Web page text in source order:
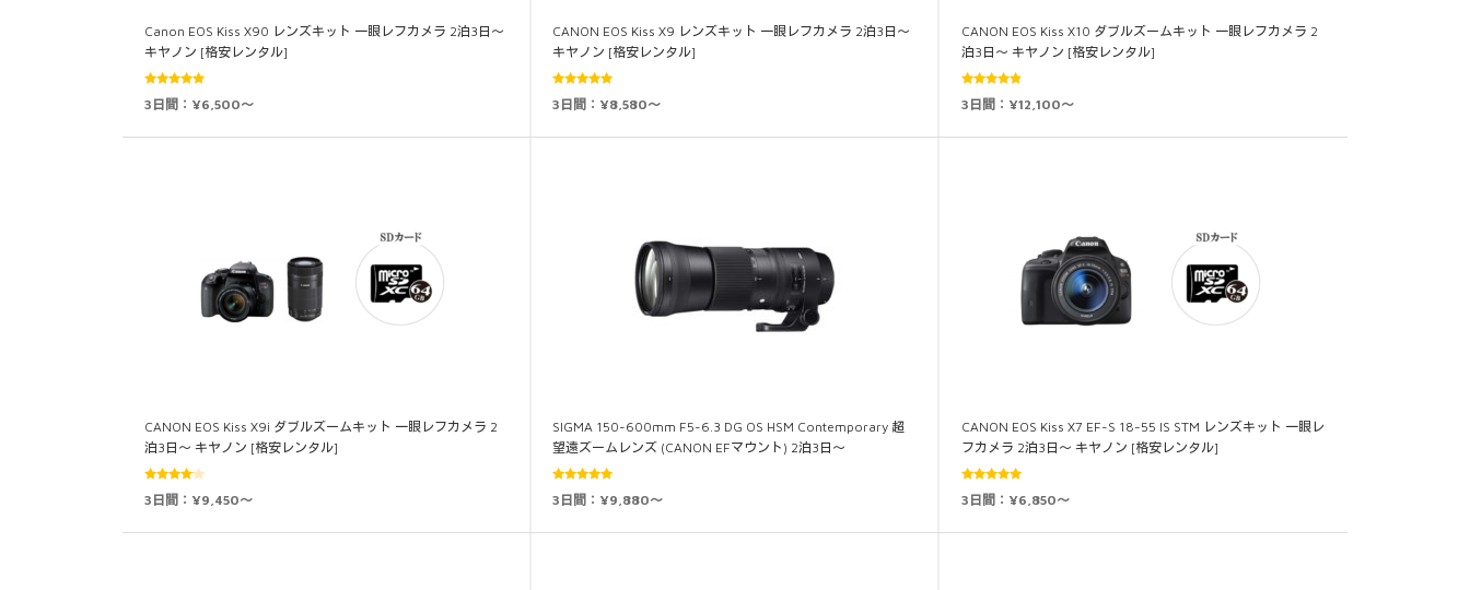
Canon EOS Kiss X90 レンズキット 一眼レフカメラ 2泊3日～
キヤノン [格安レンタル]
5段階中
3日間：¥6,500～
CANON EOS Kiss X9 レンズキット 一眼レフカメラ 2泊3日～
キヤノン [格安レンタル]
5段階中
3日間：¥8,580～
CANON EOS Kiss X10 ダブルズームキット 一眼レフカメラ 2
泊3日～ キヤノン [格安レンタル]
5段階中
3日間：¥12,100～
CANON EOS Kiss X9i ダブルズームキット 一眼レフカメラ 2
泊3日～ キヤノン [格安レンタル]
5段階中
4.00 の評
3日間：¥9,450～
SIGMA 150-600mm F5-6.3 DG OS HSM Contemporary 超
望遠ズームレンズ (CANON EFマウント) 2泊3日～
5段階中
5.00 の評価
3日間：¥9,880～
CANON EOS Kiss X7 EF-S 18-55 IS STM レンズキット 一眼レ
フカメラ 2泊3日～ キヤノン [格安レンタル]
5段階中
5.00 の評価
3日間：¥6,850～